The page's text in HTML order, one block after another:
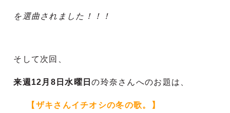
を選曲されました！！！
そして次回、
来週12月8日水曜日の玲奈さんへのお題は、
【ザキさんイチオシの冬の歌。】